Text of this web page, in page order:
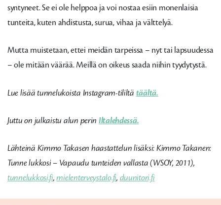
syntyneet. Se ei ole helppoa ja voi nostaa esiin monenlaisia
tunteita, kuten ahdistusta, surua, vihaa ja välttelyä.
Mutta muistetaan, ettei meidän tarpeissa – nyt tai lapsuudessa
– ole mitään väärää. Meillä on oikeus saada niihin tyydytystä.
Lue lisää tunnelukoista Instagram-tililtä täältä.
Juttu on julkaistu alun perin Iltalehdessä.
Lähteinä Kimmo Takasen haastattelun lisäksi: Kimmo Takanen:
Tunne lukkosi – Vapaudu tunteiden vallasta (WSOY, 2011),
tunnelukkosi.fi,mielenterveystalo.fi,duunitori.fi